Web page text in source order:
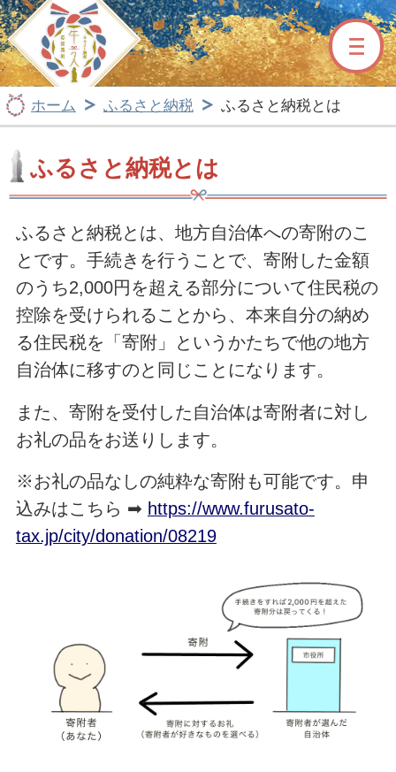
牛久市ふるさと納税サイト
ホーム ふるさと納税 ふるさと納税とは
ふるさと納税とは
ふるさと納税とは、地方自治体への寄附のこ
とです。手続きを行うことで、寄附した金額
のうち2,000円を超える部分について住民税の
控除を受けられることから、本来自分の納め
る住民税を「寄附」というかたちで他の地方
自治体に移すのと同じことになります。
また、寄附を受付した自治体は寄附者に対し
お礼の品をお送りします。
※お礼の品なしの純粋な寄附も可能です。申
込みはこちら ➡ https://www.furusato-
tax.jp/city/donation/08219